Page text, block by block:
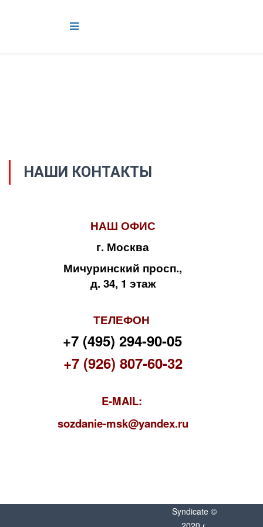
НАШИ КОНТАКТЫ
НАШ ОФИС
г. Москва
Мичуринский просп.,
д. 34, 1 этаж
ТЕЛЕФОН
+7 (495) 294-90-05
+7 (926) 807-60-32
E-MAIL:
sozdanie-msk@yandex.ru
Syndicate ©